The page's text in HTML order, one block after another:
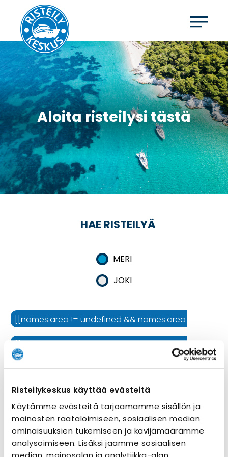
Risteilykeskus käyttää evästeitä
Käytämme evästeitä tarjoamamme sisällön ja
mainosten räätälöimiseen, sosiaalisen median
ominaisuuksien tukemiseen ja kävijämäärämme
analysoimiseen. Lisäksi jaamme sosiaalisen
Aloita risteilysi tästä
HAE RISTEILYÄ
MERI
JOKI
[[names.area != undefined && names.area != '' ?
[[names.cruiseline != undefined && names.cruiseline
[[names.ship != undefined && names.ship != '' ?
Risteilyn kesto